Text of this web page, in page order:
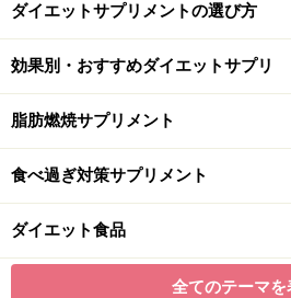
ダイエットサプリメントの選び方
効果別・おすすめダイエットサプリ
脂肪燃焼サプリメント
食べ過ぎ対策サプリメント
ダイエット食品
全てのテーマを